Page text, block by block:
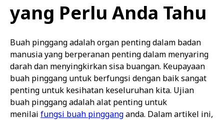
yang Perlu Anda Tahu
Buah pinggang adalah organ penting dalam badan
manusia yang berperanan penting dalam menyaring
darah dan menyingkirkan sisa buangan. Keupayaan
buah pinggang untuk berfungsi dengan baik sangat
penting untuk kesihatan keseluruhan kita. Ujian
buah pinggang adalah alat penting untuk
menilai fungsi buah pingganganda. Dalam artikel ini,